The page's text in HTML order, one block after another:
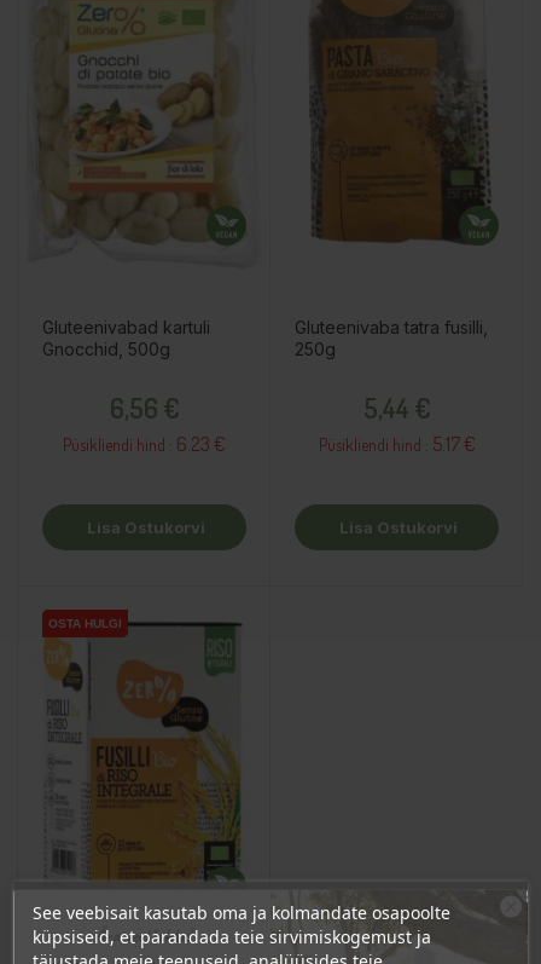
Gluteenivabad kartuli
Gnocchid, 500g
6,56 €
Püsikliendi hind : 6.23 €
Lisa Ostukorvi
Gluteenivaba tatra fusilli,
250g
5,44 €
Püsikliendi hind : 5.17 €
Lisa Ostukorvi
OSTA HULGI
OSTA HULGI
See veebisait kasutab oma ja kolmandate osapoolte
küpsiseid, et parandada teie sirvimiskogemust ja
Ära veel lahku!